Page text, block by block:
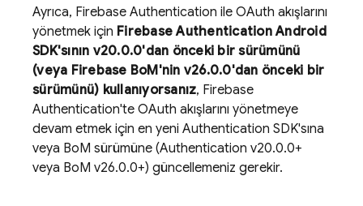
Ayrıca, Firebase Authentication ile OAuth akışlarını
yönetmek için Firebase AuthenticationAndroid
SDK'sının v20.0.0'dan önceki bir sürümünü
(veya Firebase BoM'nin v26.0.0'dan önceki bir
sürümünü) kullanıyorsanız, Firebase
Authentication'te OAuth akışlarını yönetmeye
devam etmek için en yeni Authentication SDK'sına
veya BoM sürümüne (Authentication v20.0.0+
veya BoM v26.0.0+) güncellemeniz gerekir.